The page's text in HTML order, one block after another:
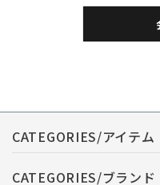
CATEGORIES/アイテム
CATEGORIES/ブランド